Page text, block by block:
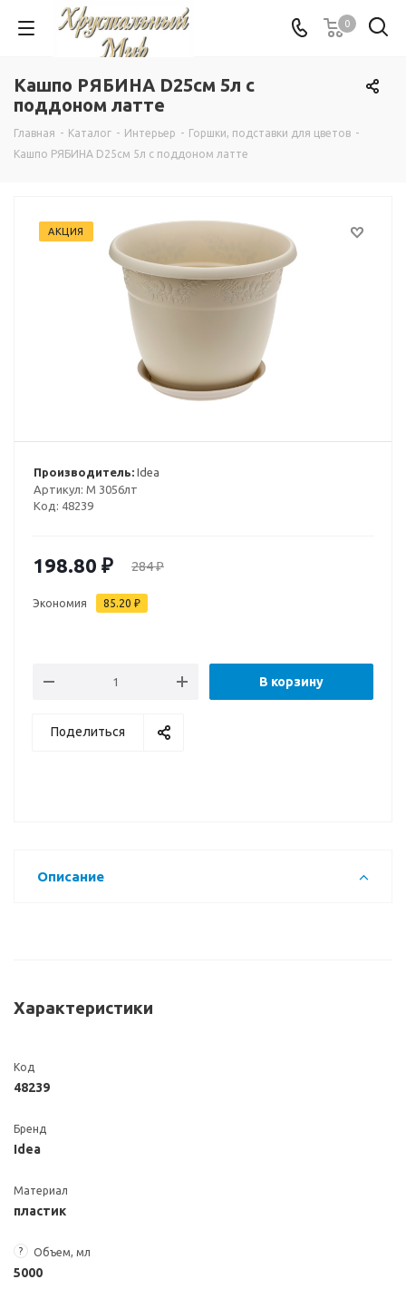
0
Кашпо РЯБИНА D25см 5л с
поддоном латте
Главная - Каталог - Интерьер - Горшки, подставки для цветов -
Кашпо РЯБИНА D25см 5л с поддоном латте
АКЦИЯ
Производитель: Idea
Артикул: М 3056лт
Код: 48239
198.80 ₽ 284₽
Экономия 85.20 ₽
В корзину
Поделиться
Описание
Характеристики
Код
48239
Бренд
Idea
Материал
пластик
? Объем, мл
5000